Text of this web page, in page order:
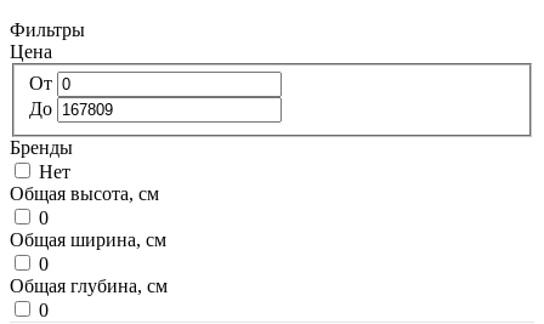
Фильтры
Цена
От
До
Бренды
Нет
Общая высота, см
0
Общая ширина, см
0
Общая глубина, см
0